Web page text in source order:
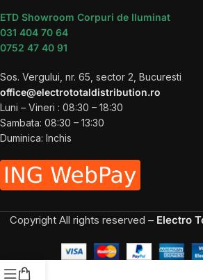
ETD Showroom Corpuri de Iluminat
031 404 70 64
0752 47 40 91
Sos. Vergului, nr. 65, sector 2, Bucuresti
office@electrototaldistribution.ro
Luni – Vineri : 08:30 – 18:30
Sambata: 08:30 – 13:30
Duminica: Inchis
Copyright All rights reserved – Electro